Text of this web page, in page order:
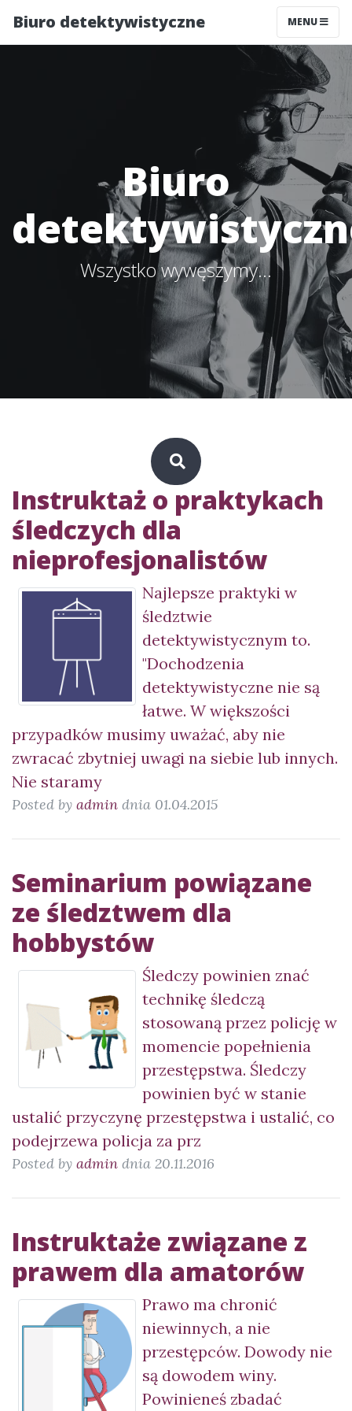
Biuro detektywistyczne MENU
Biuro
Wszystko wywęszymy...
Instruktaż o praktykach
śledczych dla
nieprofesjonalistów
Najlepsze praktyki w
śledztwie
detektywistycznym to.
"Dochodzenia
detektywistyczne nie są
łatwe. W większości
przypadków musimy uważać, aby nie
zwracać zbytniej uwagi na siebie lub innych.
Nie staramy
Posted by admin dnia 01.04.2015
Seminarium powiązane
ze śledztwem dla
hobbystów
Śledczy powinien znać
technikę śledczą
stosowaną przez policję w
momencie popełnienia
przestępstwa. Śledczy
powinien być w stanie
ustalić przyczynę przestępstwa i ustalić, co
podejrzewa policja za prz
Posted by admin dnia 20.11.2016
Instruktaże związane z
prawem dla amatorów
Prawo ma chronić
niewinnych, a nie
przestępców. Dowody nie
są dowodem winy.
Powinieneś zbadać